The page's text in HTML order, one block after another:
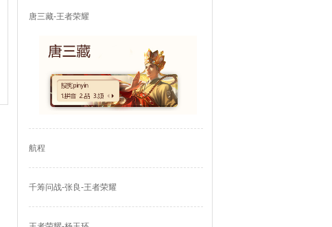
唐三藏-王者荣耀
航程
千筹问战-张良-王者荣耀